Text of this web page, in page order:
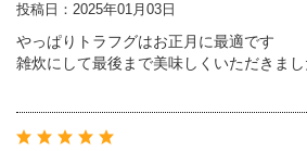
投稿日：2025年01月03日
やっぱりトラフグはお正月に最適です
雑炊にして最後まで美味しくいただきまし